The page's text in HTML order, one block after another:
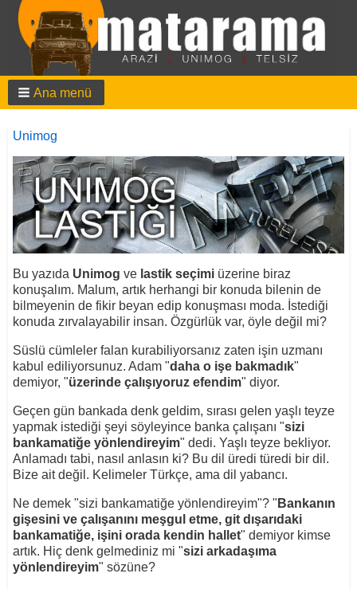
Ana menü
Unimog
Bu yazıda Unimog ve lastik seçimiüzerine biraz
konuşalım. Malum, artık herhangi bir konuda bilenin de
bilmeyenin de fikir beyan edip konuşması moda. İstediği
konuda zırvalayabilir insan. Özgürlük var, öyle değil mi?
Süslü cümleler falan kurabiliyorsanız zaten işin uzmanı
kabul ediliyorsunuz. Adam "daha o işe bakmadık"
demiyor, "üzerinde çalışıyoruz efendim" diyor.
Geçen gün bankada denk geldim, sırası gelen yaşlı teyze
yapmak istediği şeyi söyleyince banka çalışanı "sizi
bankamatiğe yönlendireyim" dedi. Yaşlı teyze bekliyor.
Anlamadı tabi, nasıl anlasın ki? Bu dil üredi türedi bir dil.
Bize ait değil. Kelimeler Türkçe, ama dil yabancı.
Ne demek "sizi bankamatiğe yönlendireyim"? " Bankanın
gişesini ve çalışanını meşgul etme, git dışarıdaki
bankamatiğe, işini orada kendin hallet" demiyor kimse
artık. Hiç denk gelmediniz mi "sizi arkadaşıma
yönlendireyim" sözüne?